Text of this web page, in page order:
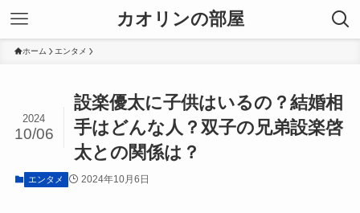
カオリンの部屋
ホーム エンタメ
設楽優太に子供はいるの？結婚相
手はどんな人？双子の兄弟設楽啓
太との関係は？
2024
10/06
エンタメ 2024年10月6日